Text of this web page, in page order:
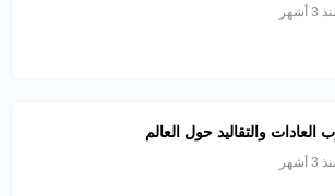
أشهر
العادات والتقاليد حول العالم
أشهر